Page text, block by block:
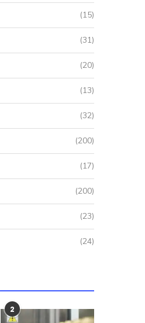
(15)
(31)
(20)
(13)
(32)
(200)
(17)
(200)
(23)
(24)
2